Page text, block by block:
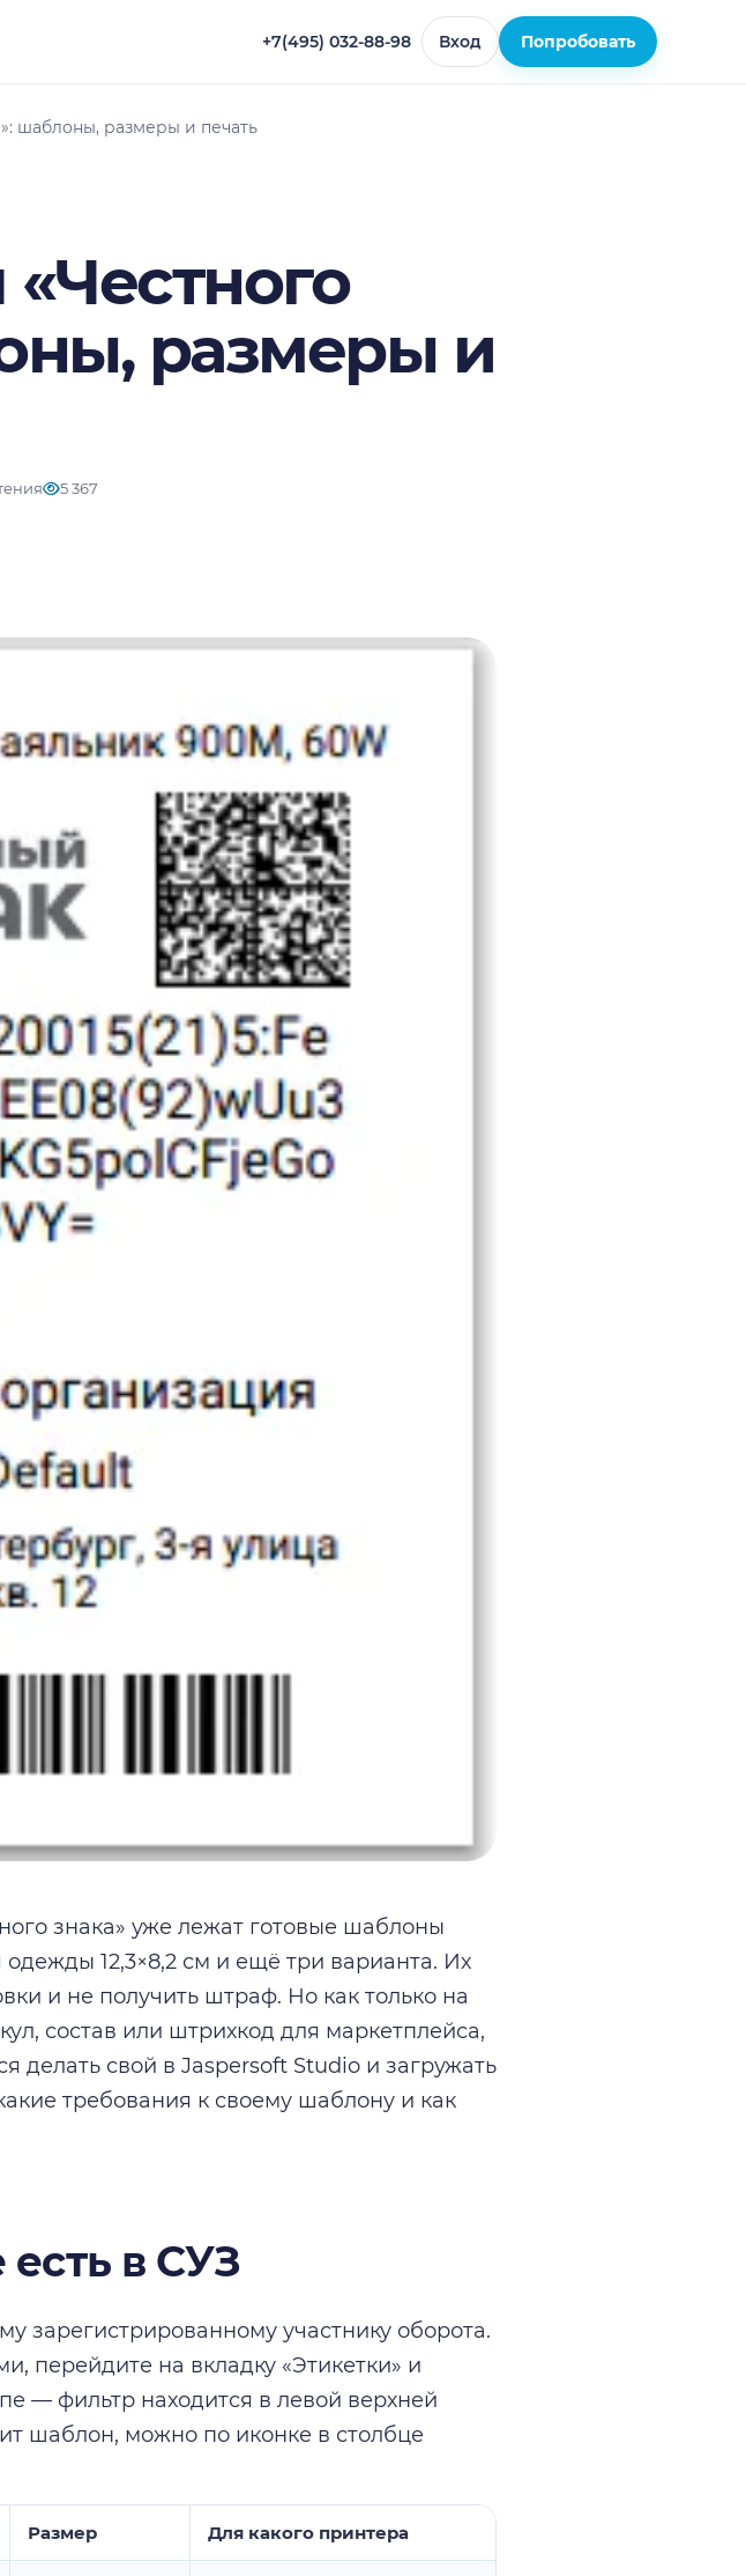
+7(495) 032-88-98 Вход Попробовать
шаблоны, размеры и печать
размеры и
5 367
знака» уже лежат готовые шаблоны
одежды 12,3×8,2 см и ещё три варианта. Их
и не получить штраф. Но как только на
состав или штрихкод для маркетплейса,
делать свой в Jaspersoft Studio и загружать
требования к своему шаблону и как
есть в СУЗ
зарегистрированному участнику оборота.
перейдите на вкладку «Этикетки» и
— фильтр находится в левой верхней
шаблон, можно по иконке в столбце
Размер Для какого принтера